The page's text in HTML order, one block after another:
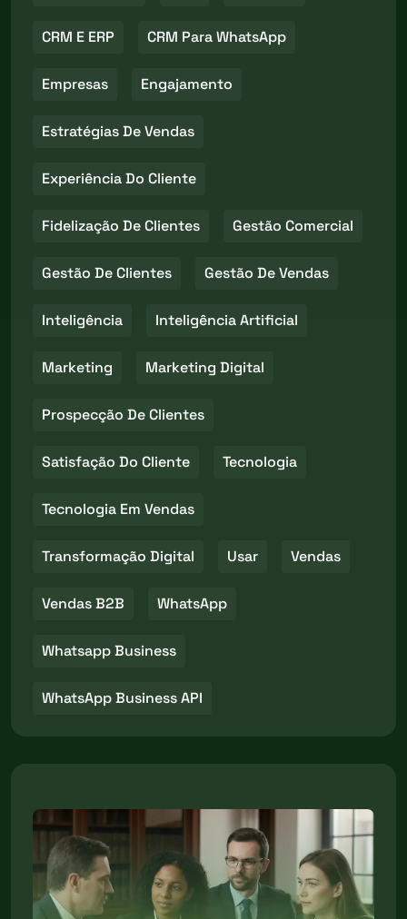
CRM E ERP CRM Para WhatsApp
Empresas Engajamento
Estratégias De Vendas
Experiência Do Cliente
Fidelização De Clientes Gestão Comercial
Gestão De Clientes Gestão De Vendas
Inteligência Inteligência Artificial
Marketing Marketing Digital
Prospecção De Clientes
Satisfação Do Cliente Tecnologia
Tecnologia Em Vendas
Transformação Digital Usar Vendas
Vendas B2B WhatsApp
Whatsapp Business
WhatsApp Business API